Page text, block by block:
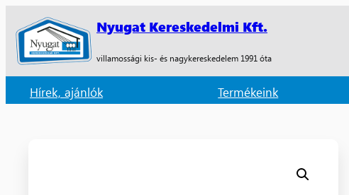
Nyugat Kereskedelmi Kft.
villamossági kis- és nagykereskedelem 1991 óta
Hírek, ajánlók Termékeink